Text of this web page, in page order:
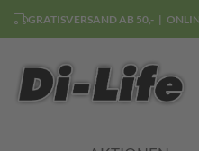
GRATISVERSAND AB 50,-